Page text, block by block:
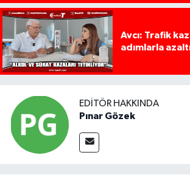
Avcı: Trafik
adımlarla
EDITÖR HAKKINDA
Pınar Gözek